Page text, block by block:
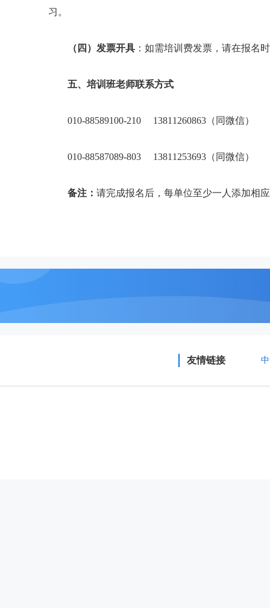
习。
（四）发票开具 ：如需培训费发票，请在报名
五、培训班老师联系方式
010-88589100-210 13811260863（同微信）
010-88587089-803 13811253693（同微信）
备注： 请完成报名后，每单位至少一人添加相
友情链接